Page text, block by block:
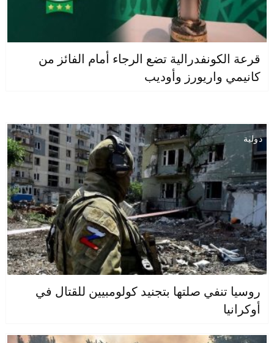
قرعة الكونفدرالية تضع الرجاء أمام الفائز من
كانيمي واريورز وأوديب
دولية
روسيا تنفي صلتها بتجنيد كولومبيين للقتال في
أوكرانيا